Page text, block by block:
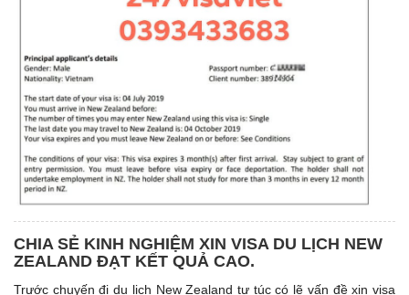
CHIA SẺ KINH NGHIỆM XIN VISA DU LỊCH NEW
ZEALAND ĐẠT KẾT QUẢ CAO.
Trước chuyến đi du lịch New Zealand tự túc có lẽ vấn đề xin visa